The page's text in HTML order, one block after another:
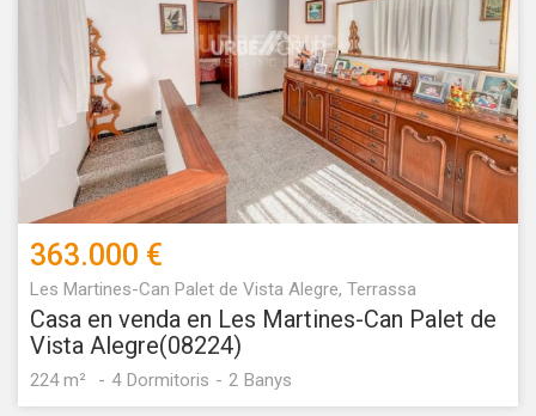
363.000 €
Les Martines-Can Palet de Vista Alegre, Terrassa
Casa en venda en Les Martines-Can Palet de
Vista Alegre(08224)
224 m² 4 Dormitoris 2 Banys